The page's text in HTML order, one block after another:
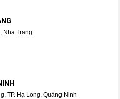
Nha Trang
TP. Hạ Long, Quảng Ninh